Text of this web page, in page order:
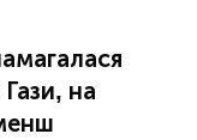
на